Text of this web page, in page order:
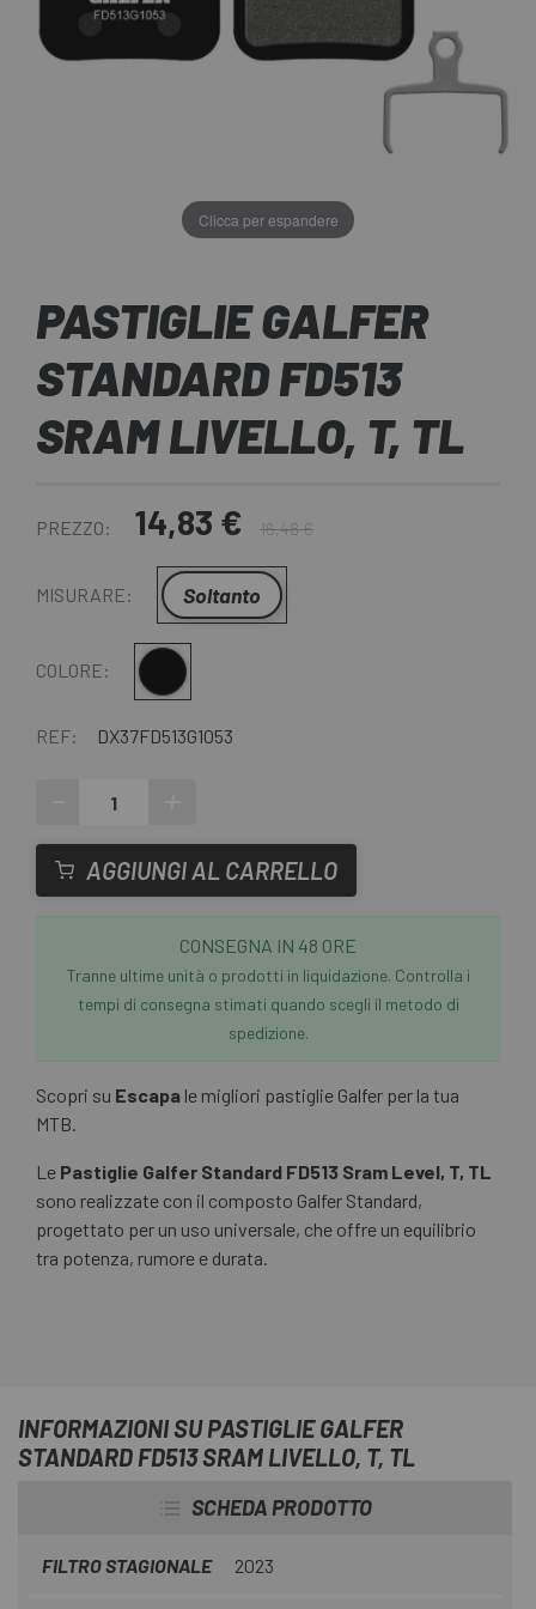
Clicca per espandere
PASTIGLIE GALFER
STANDARD FD513
SRAM LIVELLO, T, TL
PREZZO: 14,83 € 16,48 €
MISURARE: Soltanto
COLORE: Multiplo
REF: DX37FD513G1053
AGGIUNGI AL CARRELLO
CONSEGNA IN 48 ORE
Tranne ultime unità o prodotti in liquidazione. Controlla i
tempi di consegna stimati quando scegli il metodo di
spedizione.
Scopri su Escapa le migliori pastiglie Galfer per la tua
MTB.
Le Pastiglie Galfer Standard FD513 Sram Level, T, TL
sono realizzate con il composto Galfer Standard,
progettato per un uso universale, che offre un equilibrio
tra potenza, rumore e durata.
INFORMAZIONI SU PASTIGLIE GALFER
STANDARD FD513 SRAM LIVELLO, T, TL
SCHEDA PRODOTTO
FILTRO STAGIONALE 2023